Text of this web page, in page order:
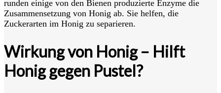
runden einige von den Bienen produzierte Enzyme die
Zusammensetzung von Honig ab. Sie helfen, die
Zuckerarten im Honig zu separieren.
Wirkung von Honig – Hilft
Honig gegen Pustel?